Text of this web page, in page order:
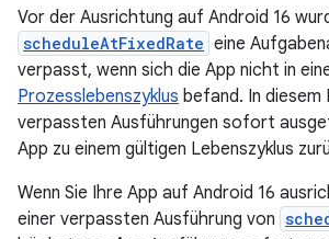
Vor der Ausrichtung auf Android 16
scheduleAtFixedRate eine
verpasst, wenn sich die App nicht in
Prozesslebenszyklus befand. In diesem
verpassten Ausführungen sofort
App zu einem gültigen Lebenszyklus
Wenn Sie Ihre App auf Android 16
einer verpassten Ausführung von